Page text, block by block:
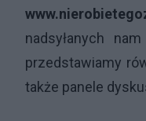
nadsyłanych
przedstawiamy
także panele